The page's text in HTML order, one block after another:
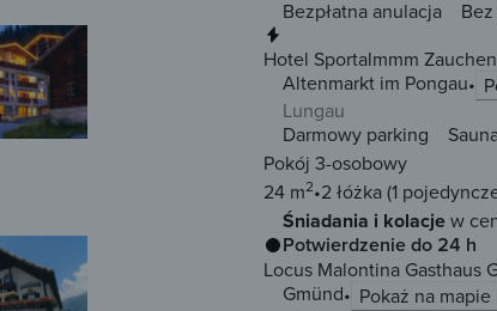
Bezpłatna anulacja
Hotel Sportalmmm
Altenmarkt im Pongau
Lungau
Darmowy parking
Pokój 3-osobowy
24 m2 2 łóżka(1
Śniadania i kolacjew
Potwierdzenie do 24 h
Locus Malontina Gasthaus
Gmünd
Pokaż na mapie